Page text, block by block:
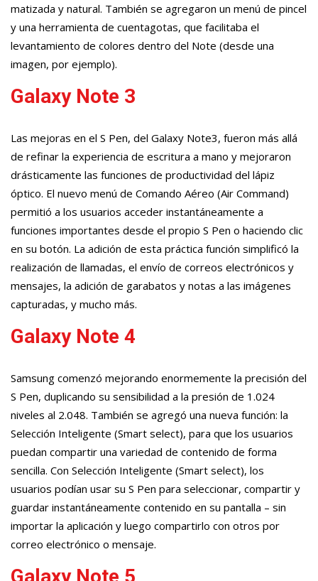
matizada y natural. También se agregaron un menú de pincel
y una herramienta de cuentagotas, que facilitaba el
levantamiento de colores dentro del Note (desde una
imagen, por ejemplo).
Galaxy Note 3
Las mejoras en el S Pen, del Galaxy Note3, fueron más allá
de refinar la experiencia de escritura a mano y mejoraron
drásticamente las funciones de productividad del lápiz
óptico. El nuevo menú de Comando Aéreo (Air Command)
permitió a los usuarios acceder instantáneamente a
funciones importantes desde el propio S Pen o haciendo clic
en su botón. La adición de esta práctica función simplificó la
realización de llamadas, el envío de correos electrónicos y
mensajes, la adición de garabatos y notas a las imágenes
capturadas, y mucho más.
Galaxy Note 4
Samsung comenzó mejorando enormemente la precisión del
S Pen, duplicando su sensibilidad a la presión de 1.024
niveles al 2.048. También se agregó una nueva función: la
Selección Inteligente (Smart select), para que los usuarios
puedan compartir una variedad de contenido de forma
sencilla. Con Selección Inteligente (Smart select), los
usuarios podían usar su S Pen para seleccionar, compartir y
guardar instantáneamente contenido en su pantalla – sin
importar la aplicación y luego compartirlo con otros por
correo electrónico o mensaje.
Galaxy Note 5